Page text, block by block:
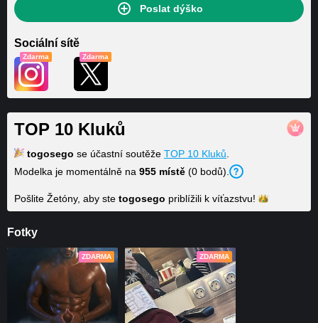
Poslat dýško
Sociální sítě
Zdarma Zdarma
TOP 10 Kluků
togosego se účastní soutěže TOP 10 Kluků
Modelka je momentálně na 955 místě (0 bodů).
Pošlite Žetóny, aby ste togosego priblížili k víťazstvu!
Fotky
ZDARMA ZDARMA